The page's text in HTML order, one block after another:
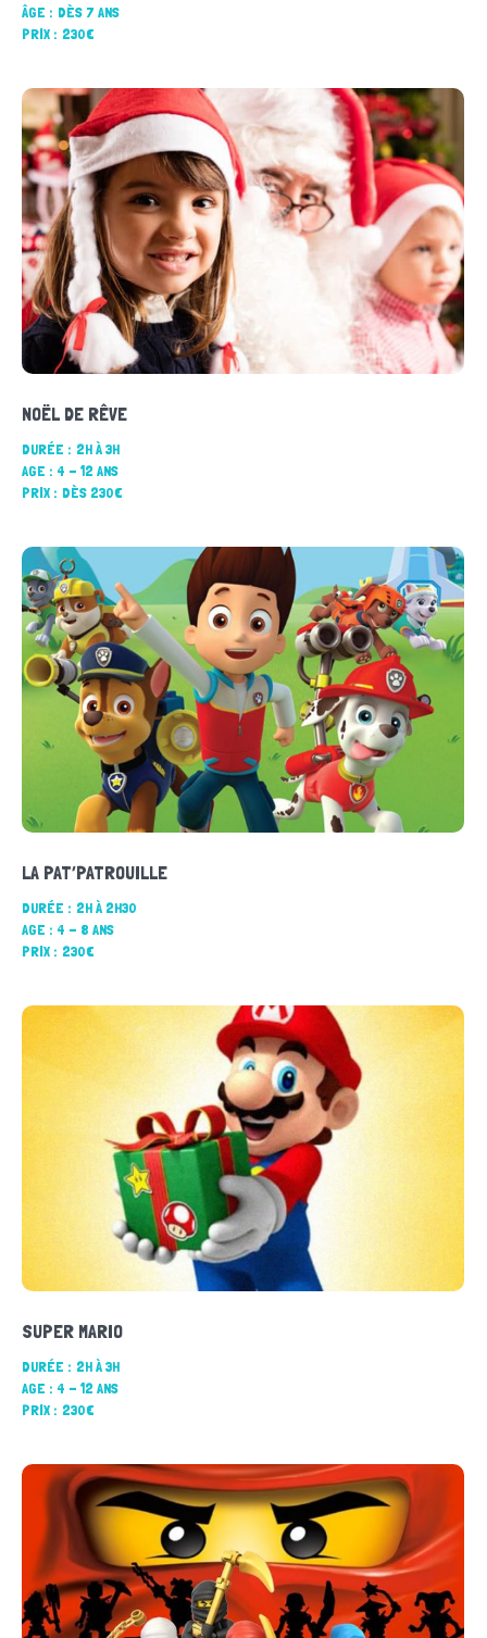
ÂGE : DÈS 7 ANS
PRIX : 230€
NOËL DE RÊVE
DURÉE : 2H À 3H
AGE : 4 - 12 ANS
PRIX : DÈS 230€
LA PAT’PATROUILLE
DURÉE : 2H À 2H30
AGE : 4 - 8 ANS
PRIX : 230€
SUPER MARIO
DURÉE : 2H À 3H
AGE : 4 - 12 ANS
PRIX : 230€